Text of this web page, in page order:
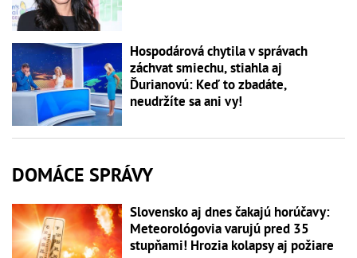
Hospodárová chytila v správach
záchvat smiechu, stiahla aj
Ďurianovú: Keď to zbadáte,
neudržíte sa ani vy!
DOMÁCE SPRÁVY
Slovensko aj dnes čakajú horúčavy:
Meteorológovia varujú pred 35
stupňami! Hrozia kolapsy aj požiare